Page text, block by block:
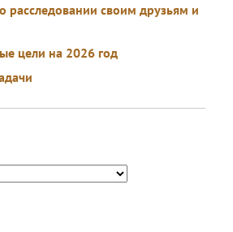
расследовании своим друзьям и
цели на 2026 год